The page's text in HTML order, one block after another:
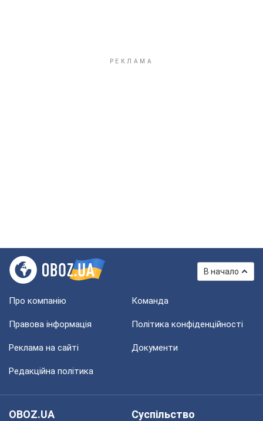
В начало
Про компанію Команда
Правова інформація Політика конфіденційності
Реклама на сайті Документи
Редакційна політика
OBOZ.UA
Суспільство